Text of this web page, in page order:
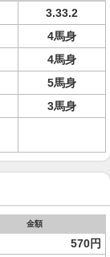
3.33.2
4馬身
4馬身
5馬身
3馬身
金額
570円